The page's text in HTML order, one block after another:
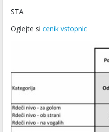
STA
Oglejte si cenik vstopnic